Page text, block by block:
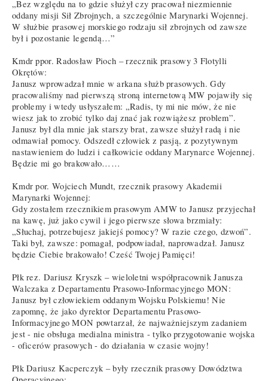
„Bez względu na to gdzie służył czy pracował niezmiennie
oddany misji Sił Zbrojnych, a szczególnie Marynarki Wojennej.
W służbie prasowej morskiego rodzaju sił zbrojnych od zawsze
był i pozostanie legendą…”
Kmdr ppor. Radosław Pioch – rzecznik prasowy 3 Flotylli
Okrętów:
Janusz wprowadzał mnie w arkana służb prasowych. Gdy
pracowaliśmy nad pierwszą stroną internetową MW pojawiły się
problemy i wtedy usłyszałem: „Radis, ty mi nie mów, że nie
wiesz jak to zrobić tylko daj znać jak rozwiążesz problem”.
Janusz był dla mnie jak starszy brat, zawsze służył radą i nie
odmawiał pomocy. Odszedł człowiek z pasją, z pozytywnym
nastawieniem do ludzi i całkowicie oddany Marynarce Wojennej.
Będzie mi go brakowało……
Kmdr por. Wojciech Mundt, rzecznik prasowy Akademii
Marynarki Wojennej:
Gdy zostałem rzecznikiem prasowym AMW to Janusz przyjechał
na kawę, już jako cywil i jego pierwsze słowa brzmiały:
„Słuchaj, potrzebujesz jakiejś pomocy? W razie czego, dzwoń”.
Taki był, zawsze: pomagał, podpowiadał, naprowadzał. Janusz
będzie Ciebie brakowało! Cześć Twojej Pamięci!
Płk rez. Dariusz Kryszk – wieloletni współpracownik Janusza
Walczaka z Departamentu Prasowo-Informacyjnego MON:
Janusz był człowiekiem oddanym Wojsku Polskiemu! Nie
zapomnę, że jako dyrektor Departamentu Prasowo-
Informacyjnego MON powtarzał, że najważniejszym zadaniem
jest - nie obsługa medialna ministra - tylko przygotowanie wojska
- oficerów prasowych - do działania w czasie wojny!
Płk Dariusz Kacperczyk – były rzecznik prasowy Dowództwa